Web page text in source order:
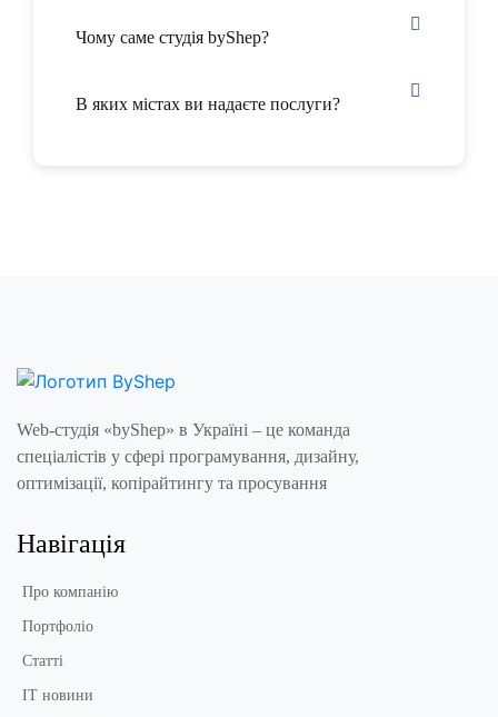
Чому саме студія byShep?
В яких містах ви надаєте послуги?
Web-студія «byShep» в Україні – це команда
спеціалістів у сфері програмування, дизайну,
оптимізації, копірайтингу та просування
Навігація
Про компанію
Портфоліо
Статті
IT новини